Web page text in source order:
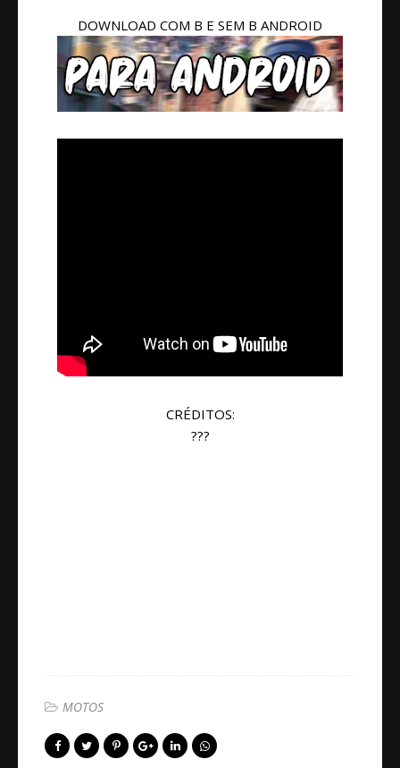
DOWNLOAD COM B E SEM B ANDROID
CRÉDITOS:
???
MOTOS